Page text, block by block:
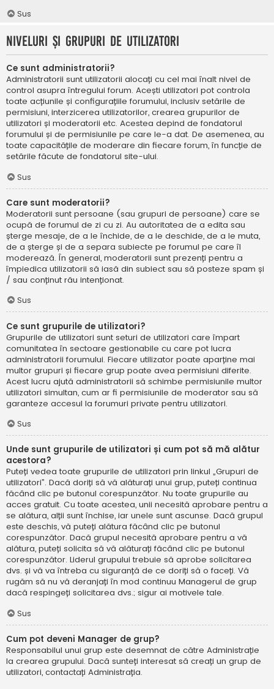
Sus
Niveluri și grupuri de utilizatori
Ce sunt administratorii?
Administratorii sunt utilizatorii alocați cu cel mai înalt nivel de
control asupra întregului forum. Acești utilizatori pot controla
toate acțiunile și configurațiile forumului, inclusiv setările de
permisiuni, interzicerea utilizatorilor, crearea grupurilor de
utilizatori și moderatorii etc. Acestea depind de fondatorul
forumului și de permisiunile pe care le-a dat. De asemenea, au
toate capacitățile de moderare din fiecare forum, în funcție de
setările făcute de fondatorul site-ului.
Sus
Care sunt moderatorii?
Moderatorii sunt persoane (sau grupuri de persoane) care se
ocupă de forumul de zi cu zi. Au autoritatea de a edita sau
șterge mesaje, de a le închide, de a le deschide, de a le muta,
de a șterge și de a separa subiecte pe forumul pe care îl
moderează. În general, moderatorii sunt prezenți pentru a
împiedica utilizatorii să iasă din subiect sau să posteze spam și
/ sau conținut rău intenționat.
Sus
Ce sunt grupurile de utilizatori?
Grupurile de utilizatori sunt seturi de utilizatori care împart
comunitatea în sectoare gestionabile cu care pot lucra
administratorii forumului. Fiecare utilizator poate aparține mai
multor grupuri și fiecare grup poate avea permisiuni diferite.
Acest lucru ajută administratorii să schimbe permisiunile multor
utilizatori simultan, cum ar fi permisiunile de moderator sau să
garanteze accesul la forumuri private pentru utilizatori.
Sus
Unde sunt grupurile de utilizatori și cum pot să mă alătur
acestora?
Puteți vedea toate grupurile de utilizatori prin linkul „Grupuri de
utilizatori”. Dacă doriți să vă alăturați unui grup, puteți continua
făcând clic pe butonul corespunzător. Nu toate grupurile au
acces gratuit. Cu toate acestea, unii necesită aprobare pentru a
se alătura, alții sunt închise, iar unele sunt ascunse. Dacă grupul
este deschis, vă puteți alătura făcând clic pe butonul
corespunzător. Dacă grupul necesită aprobare pentru a vă
alătura, puteți solicita să vă alăturați făcând clic pe butonul
corespunzător. Liderul grupului trebuie să aprobe solicitarea
dvs. și vă va întreba cu siguranță de ce doriți să o faceți. Vă
rugăm să nu vă deranjați în mod continuu Managerul de grup
dacă respingeți solicitarea dvs.; sigur ai motivele tale.
Sus
Cum pot deveni Manager de grup?
Responsabilul unui grup este desemnat de către Administrație
la crearea grupului. Dacă sunteți interesat să creați un grup de
utilizatori, contactați Administrația.